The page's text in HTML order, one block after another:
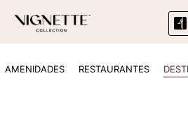
AMENIDADES RESTAURANTES